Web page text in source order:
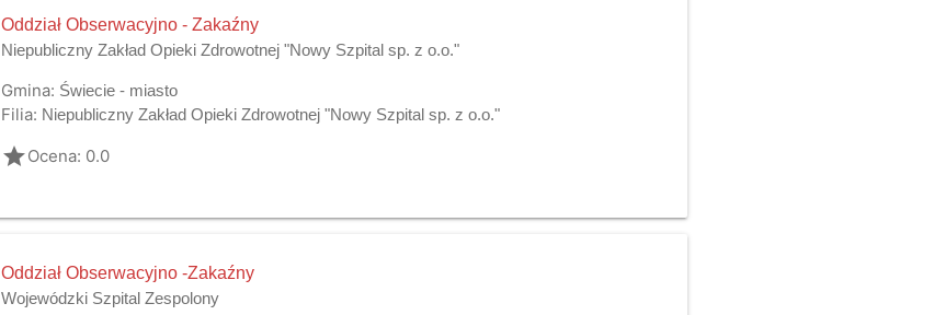
Oddział Obserwacyjno - Zakaźny
Niepubliczny Zakład Opieki Zdrowotnej "Nowy Szpital sp. z o.o."
Gmina: Świecie - miasto
Filia: Niepubliczny Zakład Opieki Zdrowotnej "Nowy Szpital sp. z o.o."
gradeOcena: 0.0
Oddział Obserwacyjno -Zakaźny
Wojewódzki Szpital Zespolony